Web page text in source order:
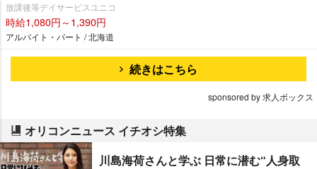
放課後等デイサービスユニコ
時給1,080円～1,390円
アルバイト・パート / 北海道
続きはこちら
sponsored by 求人ボックス
オリコンニュース イチオシ特集
川島海荷さんと学ぶ 日常に潜む“人身取